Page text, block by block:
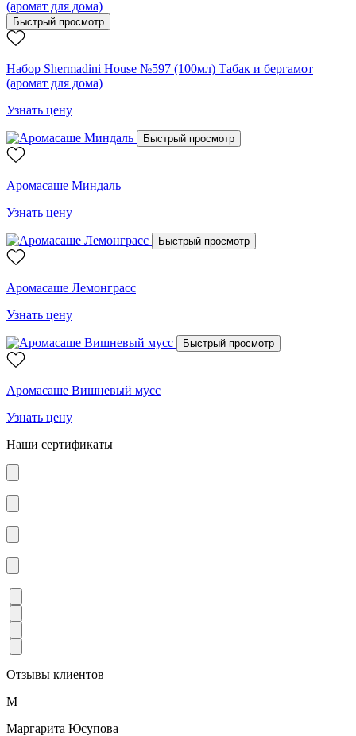
Быстрый просмотр
Набор Shermadini House №597 (100мл) Табак и бергамот
(аромат для дома)
Узнать цену
Быстрый просмотр
Аромасаше Миндаль
Узнать цену
Быстрый просмотр
Аромасаше Лемонграсс
Узнать цену
Быстрый просмотр
Аромасаше Вишневый мусс
Узнать цену
Наши сертификаты
Отзывы клиентов
М
Маргарита Юсупова